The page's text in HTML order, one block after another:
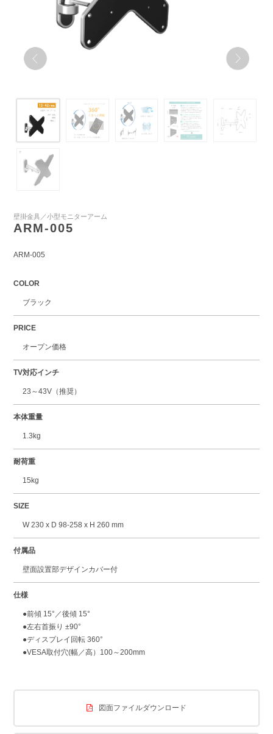
壁掛金具／小型モニターアーム
ARM-005
ARM-005
COLOR
ブラック
PRICE
オープン価格
TV対応インチ
23～43V（推奨）
本体重量
1.3kg
耐荷重
15kg
SIZE
W 230 x D 98-258 x H 260 mm
付属品
壁面設置部デザインカバー付
仕様
●前傾 15°／後傾 15°
●左右首振り ±90°
●ディスプレイ回転 360°
●VESA取付穴(幅／高）100～200mm
図面ファイルダウンロード